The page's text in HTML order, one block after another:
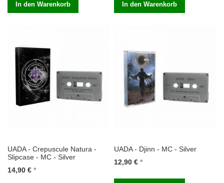
In den Warenkorb In den Warenkorb
UADA - Crepuscule Natura -
Slipcase - MC - Silver
14,90 €
UADA - Djinn - MC - Silver
12,90 €